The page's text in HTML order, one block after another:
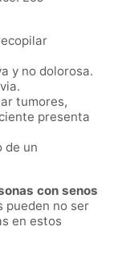
y no dolorosa.
tumores,
presenta
de un
con senos
pueden no ser
en estos